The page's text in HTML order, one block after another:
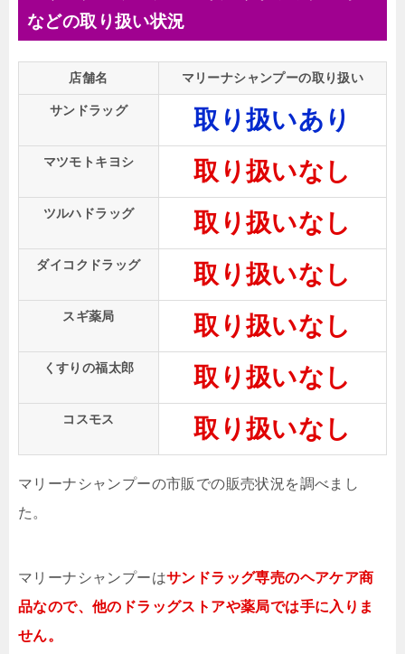
などの取り扱い状況
店舗名 マリーナシャンプーの取り扱い
サンドラッグ 取り扱いあり
マツモトキヨシ 取り扱いなし
ツルハドラッグ 取り扱いなし
ダイコクドラッグ 取り扱いなし
スギ薬局 取り扱いなし
くすりの福太郎 取り扱いなし
コスモス 取り扱いなし
マリーナシャンプーの市販での販売状況を調べまし
た。
マリーナシャンプーはサンドラッグ専売のヘアケア商
品なので、他のドラッグストアや薬局では手に入りま
せん。